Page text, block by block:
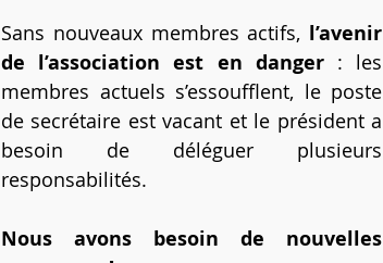
Sans nouveaux membres actifs, l’avenir
de l’association est en danger : les
membres actuels s’essoufflent, le poste
de secrétaire est vacant et le président a
besoin de déléguer plusieurs
responsabilités.
Nous avons besoin de nouvelles